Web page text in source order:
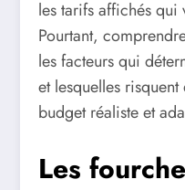
les tarifs affichés qui
Pourtant,
les facteurs qui
et lesquelles
budget réaliste et
Les